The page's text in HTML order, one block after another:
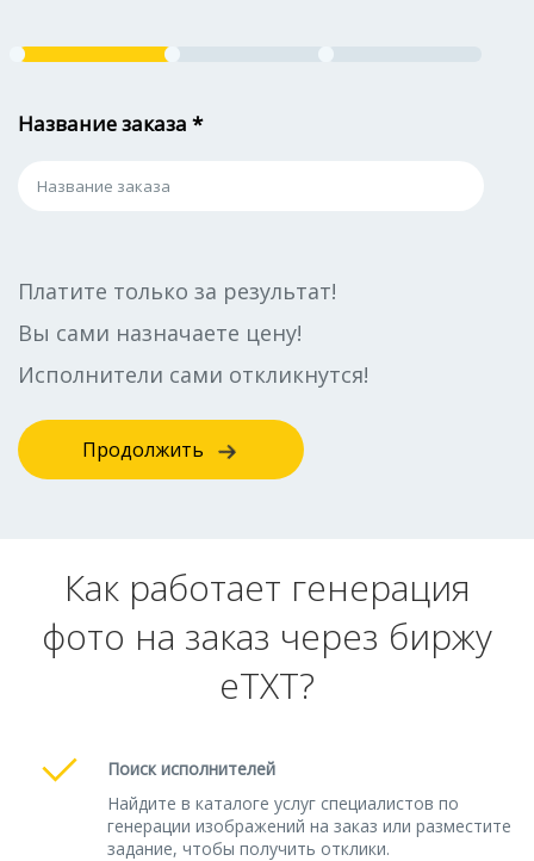
Название заказа *
Платите только за результат!
Вы сами назначаете цену!
Исполнители сами откликнутся!
Продолжить
Как работает генерация
фото на заказ через биржу
eTXT?
Поиск исполнителей
Найдите в каталоге услуг специалистов по
генерации изображений на заказ или разместите
задание, чтобы получить отклики.